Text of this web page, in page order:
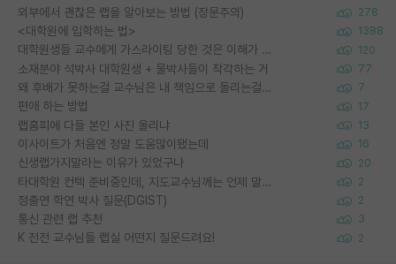
외부에서 괜찮은 랩을 알아보는 방법 (장문주의) 278
<대학원에 입학하는 법> 1388
대학원생들 교수에게 가스라이팅 당한 것은 이해가 갑니다. 안타깝네요. 120
소재분야 석박사 대학원생 + 물박사들이 착각하는 거 77
왜 후배가 못하는걸 교수님은 내 책임으로 돌리는걸까요? 7
편애 하는 방법 17
랩홈피에 다들 본인 사진 올리냐 13
이사이트가 처음엔 정말 도움많이됐는데 16
신생랩가지말라는 이유가 있었구나 20
타대학원 컨텍 준비중인데, 지도교수님께는 언제 말씀드려야 할까요? 2
정출연 학연 박사 질문(DGIST) 2
통신 관련 랩 추천 3
K 전전 교수님들 랩실 어떤지 질문드려요! 2